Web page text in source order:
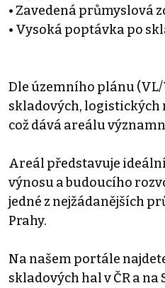
• Zavedená průmyslová
• Vysoká poptávka po
Dle územního plánu (VL/
skladových, logistických
což dává areálu
Areál představuje
výnosu a budoucího
jedné z nejžádanějších
Prahy.
Na našem portále
skladových hal v ČR a